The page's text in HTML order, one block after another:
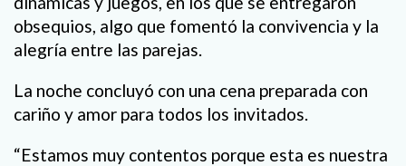
obsequios, algo que fomentó la convivencia y la
alegría entre las parejas.
La noche concluyó con una cena preparada con
cariño y amor para todos los invitados.
“Estamos muy contentos porque esta es nuestra